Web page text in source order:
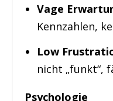
Vage
Kennzahlen,
Low
nicht „funkt“,
Psychologie